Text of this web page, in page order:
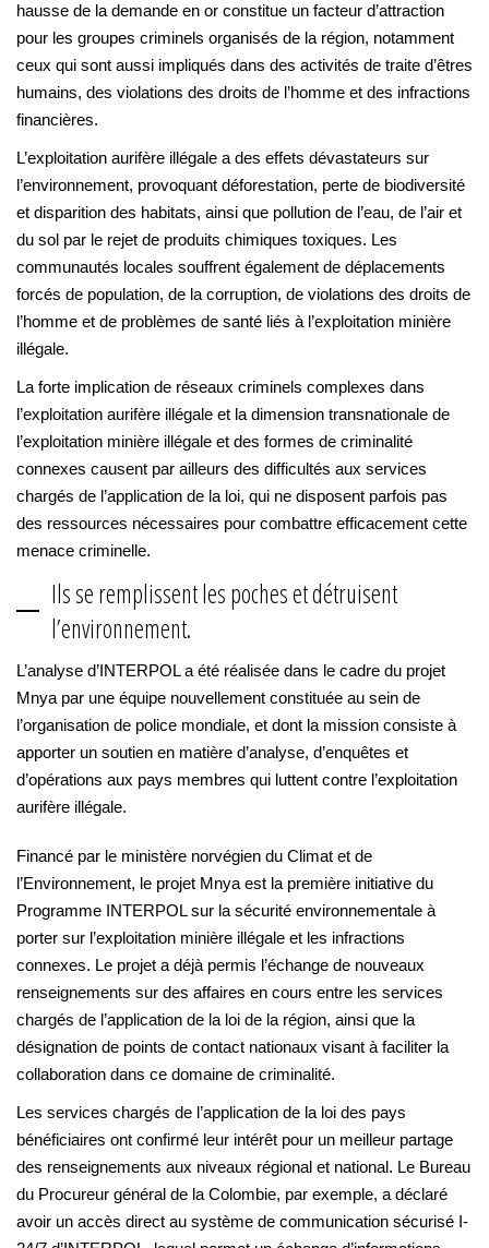
hausse de la demande en or constitue un facteur d’attraction
pour les groupes criminels organisés de la région, notamment
ceux qui sont aussi impliqués dans des activités de traite d’êtres
humains, des violations des droits de l’homme et des infractions
financières.
L’exploitation aurifère illégale a des effets dévastateurs sur
l’environnement, provoquant déforestation, perte de biodiversité
et disparition des habitats, ainsi que pollution de l’eau, de l’air et
du sol par le rejet de produits chimiques toxiques. Les
communautés locales souffrent également de déplacements
forcés de population, de la corruption, de violations des droits de
l’homme et de problèmes de santé liés à l’exploitation minière
illégale.
La forte implication de réseaux criminels complexes dans
l’exploitation aurifère illégale et la dimension transnationale de
l’exploitation minière illégale et des formes de criminalité
connexes causent par ailleurs des difficultés aux services
chargés de l’application de la loi, qui ne disposent parfois pas
des ressources nécessaires pour combattre efficacement cette
menace criminelle.
Ils se remplissent les poches et détruisent
l’environnement.
L’analyse d’INTERPOL a été réalisée dans le cadre du projet
Mnya par une équipe nouvellement constituée au sein de
l’organisation de police mondiale, et dont la mission consiste à
apporter un soutien en matière d’analyse, d’enquêtes et
d’opérations aux pays membres qui luttent contre l’exploitation
aurifère illégale.
Financé par le ministère norvégien du Climat et de
l’Environnement, le projet Mnya est la première initiative du
Programme INTERPOL sur la sécurité environnementale à
porter sur l’exploitation minière illégale et les infractions
connexes. Le projet a déjà permis l’échange de nouveaux
renseignements sur des affaires en cours entre les services
chargés de l’application de la loi de la région, ainsi que la
désignation de points de contact nationaux visant à faciliter la
collaboration dans ce domaine de criminalité.
Les services chargés de l’application de la loi des pays
bénéficiaires ont confirmé leur intérêt pour un meilleur partage
des renseignements aux niveaux régional et national. Le Bureau
du Procureur général de la Colombie, par exemple, a déclaré
avoir un accès direct au système de communication sécurisé I-